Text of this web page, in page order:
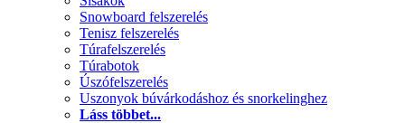
Snowboard felszerelés
Tenisz felszerelés
Túrafelszerelés
Túrabotok
Úszófelszerelés
Uszonyok búvárkodáshoz és snorkelinghez
Láss többet...